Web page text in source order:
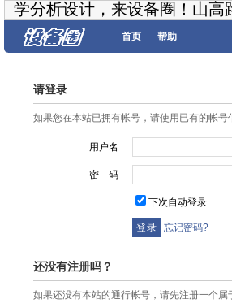
学分析设计，来设备圈！山高
首页 帮助
请登录
如果您在本站已拥有帐号，请使用已有的帐
用户名
密 码
下次自动登录
忘记密码?
还没有注册吗？
如果还没有本站的通行帐号，请先注册一个属